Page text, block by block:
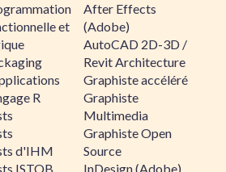
et
R
d'IHM
ISTQB
After Effects
(Adobe)
AutoCAD 2D-3D /
Revit Architecture
Graphiste accéléré
Graphiste
Multimedia
Graphiste Open
Source
InDesign (Adobe)